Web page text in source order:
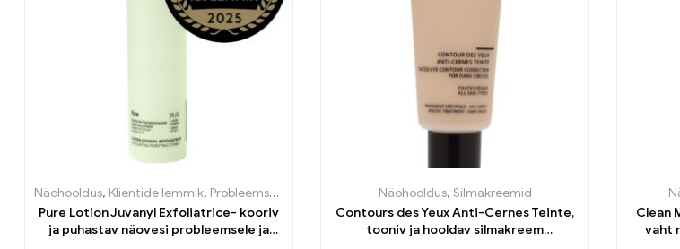
Näohooldus, Klientide lemmik, Probleemse naha tooted Puhastustooted,Puhastustooted
Pure Lotion Juvanyl Exfoliatrice- kooriv
ja puhastav näovesi probleemsele ja
Näohooldus, Silmakreemid
Contours des Yeux Anti-Cernes Teinte,
tooniv ja hooldav silmakreem
Clean
vaht